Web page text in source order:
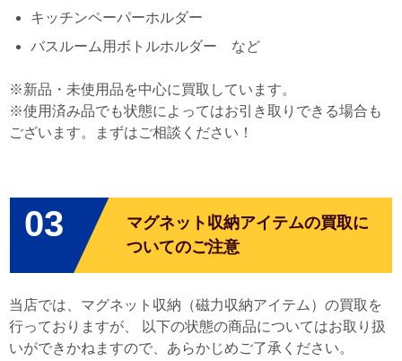
キッチンペーパーホルダー
バスルーム用ボトルホルダー など
※新品・未使用品を中心に買取しています。
※使用済み品でも状態によってはお引き取りできる場合も
ございます。まずはご相談ください！
03
マグネット収納アイテムの買取に
ついてのご注意
当店では、マグネット収納（磁力収納アイテム）の買取を
行っておりますが、 以下の状態の商品についてはお取り扱
いができかねますので、あらかじめご了承ください。